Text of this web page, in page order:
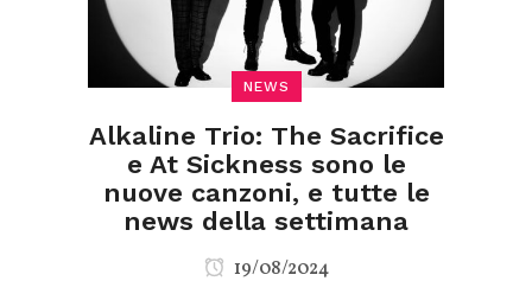
NEWS
Alkaline Trio: The Sacrifice
e At Sickness sono le
nuove canzoni, e tutte le
news della settimana
19/08/2024